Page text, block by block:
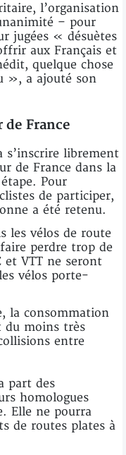
l’organisation
– pour
jugées « désuètes
aux Français et
quelque chose
», a ajouté son
de France
s’inscrire librement
de France dans la
Pour
de participer,
a été retenu.
les vélos de route
perdre trop de
et VTT ne seront
vélos porte-
la consommation
du moins très
entre
part des
homologues
Elle ne pourra
de routes plates à